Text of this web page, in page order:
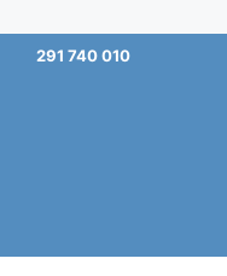
Saltar291 740 010